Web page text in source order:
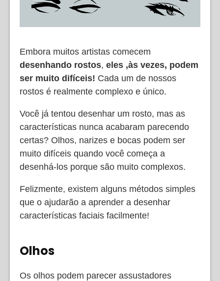
Embora muitos artistas comecem
desenhando rostos, eles ,às vezes, podem
ser muito difíceis! Cada um de nossos
rostos é realmente complexo e único.
Você já tentou desenhar um rosto, mas as
características nunca acabaram parecendo
certas? Olhos, narizes e bocas podem ser
muito difíceis quando você começa a
desenhá-los porque são muito complexos.
Felizmente, existem alguns métodos simples
que o ajudarão a aprender a desenhar
características faciais facilmente!
Olhos
Os olhos podem parecer assustadores